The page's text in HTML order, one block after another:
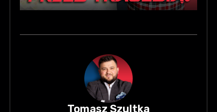
Tomasz Szultka